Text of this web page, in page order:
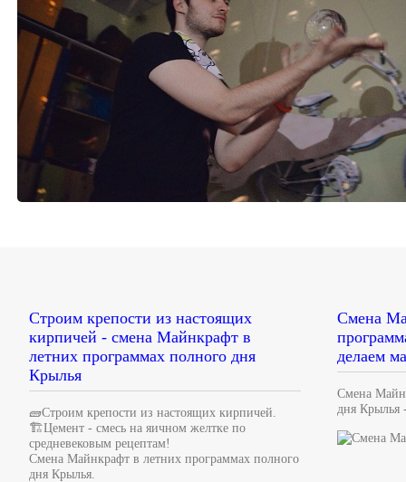
Строим крепости из настоящих
кирпичей - смена Майнкрафт в
летних программах полного дня
Крылья
🧱Строим крепости из настоящих кирпичей.
🏗Цемент - смесь на яичном желтке по
средневековым рецептам!
Смена Майнкрафт в летних программах полного
дня Крылья.
Смена
делаем
Смена
дня Крылья